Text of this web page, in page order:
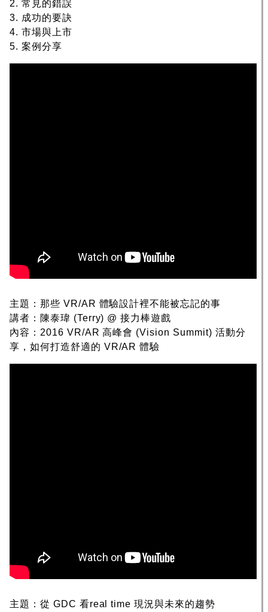
2. 常見的錯誤
3. 成功的要訣
4. 市場與上市
5. 案例分享
主題：那些 VR/AR 體驗設計裡不能被忘記的事
講者：陳泰瑋 (Terry) @ 接力棒遊戲
內容：2016 VR/AR 高峰會 (Vision Summit) 活動分
享，如何打造舒適的 VR/AR 體驗
主題：從 GDC 看real time 現況與未來的趨勢